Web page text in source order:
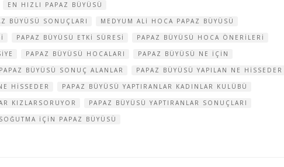
EN HIZLI PAPAZ BÜYÜSÜ
BÜYÜSÜ SONUÇLARI
MEDYUM ALI HOCA PAPAZ BÜYÜSÜ
PAPAZ BÜYÜSÜ ETKI SÜRESI
PAPAZ BÜYÜSÜ HOCA ÖNERILERI
PAPAZ BÜYÜSÜ HOCALARI
PAPAZ BÜYÜSÜ NE IÇIN
PAPAZ BÜYÜSÜ SONUÇ ALANLAR
PAPAZ BÜYÜSÜ YAPILAN NE HISSEDER
HISSEDER
PAPAZ BÜYÜSÜ YAPTIRANLAR KADINLAR KULÜBÜ
KIZLARSORUYOR
PAPAZ BÜYÜSÜ YAPTIRANLAR SONUÇLARI
SOĞUTMA IÇIN PAPAZ BÜYÜSÜ